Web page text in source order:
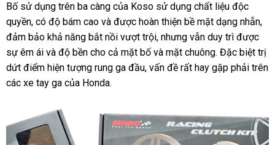
Bố sử dụng trên ba càng của Koso sử dụng chất liệu độc
quyền, có độ bám cao và được hoàn thiện bề mặt dạng nhẵn,
đảm bảo khả năng bắt nồi vượt trội, nhưng vẫn duy trì được
sự êm ái và độ bền cho cả mặt bố và mặt chuông. Đặc biệt trị
dứt điểm hiện tượng rung ga đầu, vấn đề rất hay gặp phải trên
các xe tay ga của Honda.